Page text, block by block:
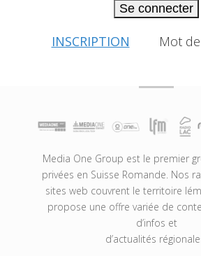
Se connecter
INSCRIPTION Mot
Media One Group est le premier
privées en Suisse Romande. Nos
sites web couvrent le territoire
propose une offre variée de
d’infos et
d’actualités